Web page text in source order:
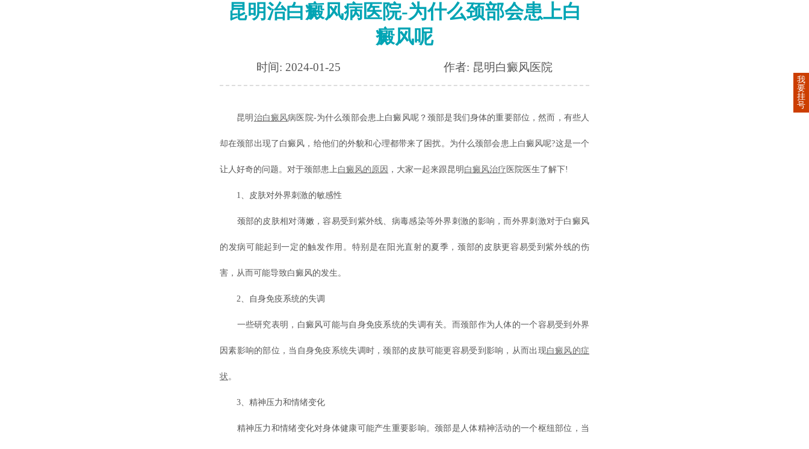
昆明治白癜风病医院-为什么颈部会患上白
癜风呢
时间: 2024-01-25 作者: 昆明白癜风医院
昆明 治白癜风病医院-为什么颈部会患上白癜风呢？颈部是我们身体的重要部位，然而，有些人
却在颈部出现了白癜风，给他们的外貌和心理都带来了困扰。为什么颈部会患上白癜风呢?这是一个
让人好奇的问题。对于颈部患上白癜风的原因 ，大家一起来跟昆明 白癜风治疗 医院医生了解下!
1、皮肤对外界刺激的敏感性
颈部的皮肤相对薄嫩，容易受到紫外线、病毒感染等外界刺激的影响，而外界刺激对于白癜风
的发病可能起到一定的触发作用。特别是在阳光直射的夏季，颈部的皮肤更容易受到紫外线的伤
害，从而可能导致白癜风的发生。
2、自身免疫系统的失调
一些研究表明，白癜风可能与自身免疫系统的失调有关。而颈部作为人体的一个容易受到外界
因素影响的部位，当自身免疫系统失调时，颈部的皮肤可能更容易受到影响，从而出现白癜风的症
状。
3、精神压力和情绪变化
精神压力和情绪变化对身体健康可能产生重要影响。颈部是人体精神活动的一个枢纽部位，当
我
要
挂
号